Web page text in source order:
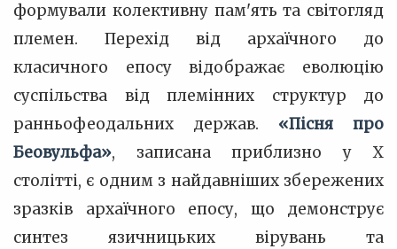
формували колективну пам'ять та світогляд
племен. Перехід від архаїчного до
класичного епосу відображає еволюцію
суспільства від племінних структур до
ранньофеодальних держав. «Пісня про
Беовульфа», записана приблизно у X
столітті, є одним з найдавніших збережених
зразків архаїчного епосу, що демонструє
синтез язичницьких вірувань та